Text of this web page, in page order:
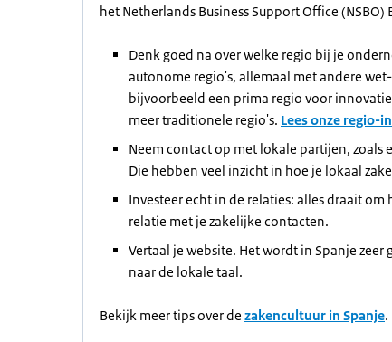
het Netherlands Business Support Office (NSBO)
Denk goed na over welke regio bij je
autonome regio's, allemaal met andere
bijvoorbeeld een prima regio voor
meer traditionele regio's. Lees onze regio-
Neem contact op met lokale partijen, zoals
Die hebben veel inzicht in hoe je lokaal
Investeer echt in de relaties: alles draait
relatie met je zakelijke contacten.
Vertaal je website. Het wordt in Spanje
naar de lokale taal.
Bekijk meer tips over de zakencultuur in Spanje.